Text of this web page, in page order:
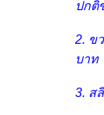
ปกติ
2. ข
บาท
3. ส